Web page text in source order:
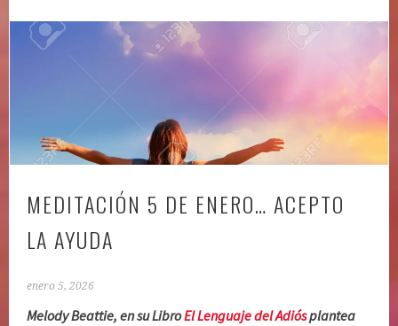
MEDITACIÓN 5 DE ENERO… ACEPTO
LA AYUDA
enero 5, 2026
Melody Beattie, en su LibroEl Lenguaje del Adiósplantea